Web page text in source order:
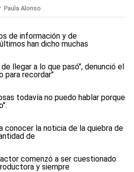
Paula Alonso
de información y de
han dicho muchas
llegar a lo que pasó", denunció el
para recordar"
todavía no puedo hablar porque
conocer la noticia de la quiebra de
de
comenzó a ser cuestionado
y siempre